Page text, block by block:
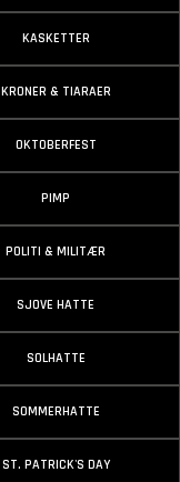
KASKETTER
KRONER & TIARAER
OKTOBERFEST
PIMP
POLITI & MILITÆR
SJOVE HATTE
SOLHATTE
SOMMERHATTE
ST. PATRICK'S DAY